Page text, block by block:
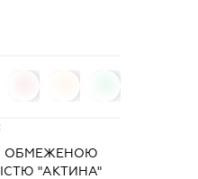
ОБМЕЖЕНОЮ
"АКТИНА"